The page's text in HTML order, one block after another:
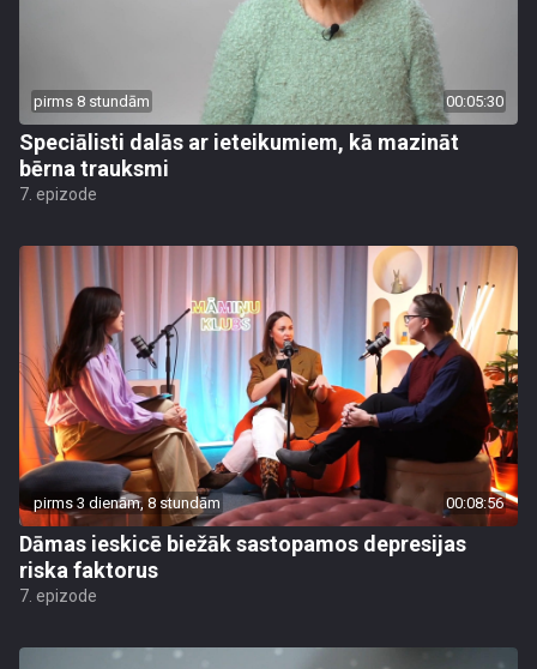
pirms 8 stundām 00:05:30
Speciālisti dalās ar ieteikumiem, kā mazināt
bērna trauksmi
7. epizode
pirms 3 dienām, 8 stundām 00:08:56
Dāmas ieskicē biežāk sastopamos depresijas
riska faktorus
7. epizode